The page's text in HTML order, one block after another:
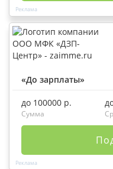
«До зарплаты»
до 100000 р.
Сумма